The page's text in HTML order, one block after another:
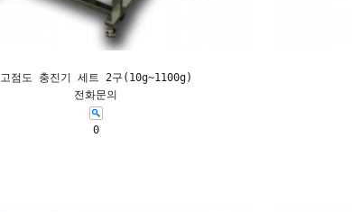
고점도 충진기 세트 2구(10g~1100g)
전화문의
0